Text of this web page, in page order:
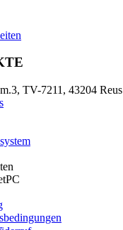
TV-7211, 43204 Reus